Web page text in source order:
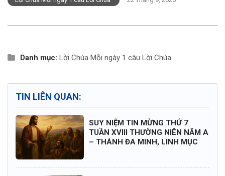
Danh mục: Lời Chúa Mỗi ngày 1 câu Lời Chúa
TIN LIÊN QUAN:
SUY NIỆM TIN MỪNG THỨ 7
TUẦN XVIII THƯỜNG NIÊN NĂM A
– THÁNH ĐA MINH, LINH MỤC